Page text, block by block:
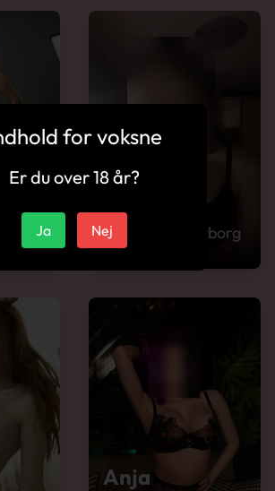
Anette
Sønderborg
Anja
for voksne
Er du over 18 år?
Ja Nej